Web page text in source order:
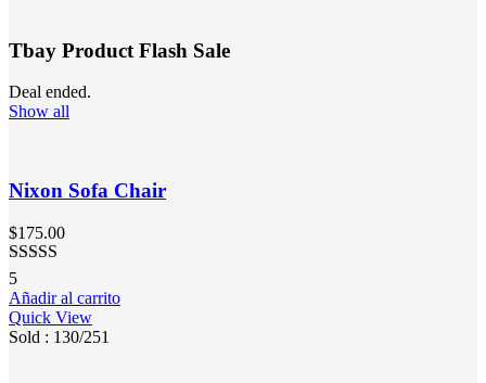
Tbay Product Flash Sale
Deal ended.
Show all
Nixon Sofa Chair
$175.00
Valorado
en3.20
de 5
5
Añadir al carrito
Quick View
Sold : 130/251